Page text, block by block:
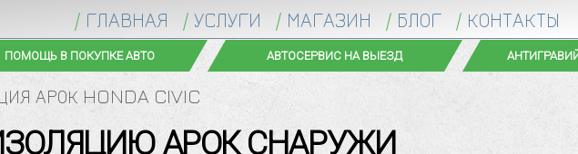
ГЛАВНАЯ УСЛУГИ МАГАЗИН БЛОГ КОНТАКТЫ
АВТОСТЕКЛА ПАРКОВКА
АРОК HONDA CIVIC
АРОК СНАРУЖИ